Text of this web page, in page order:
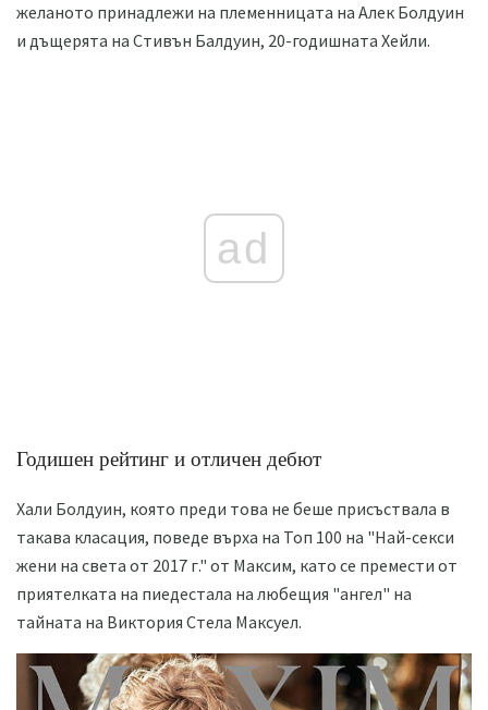
желаното принадлежи на племенницата на Алек Болдуин
и дъщерята на Стивън Балдуин, 20-годишната Хейли.
ad
Годишен рейтинг и отличен дебют
Хали Болдуин, която преди това не беше присъствала в
такава класация, поведе върха на Топ 100 на "Най-секси
жени на света от 2017 г." от Максим, като се премести от
приятелката на пиедестала на любещия "ангел" на
тайната на Виктория Стела Максуел.